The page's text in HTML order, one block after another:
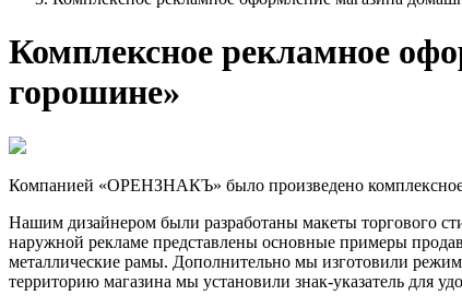
Комплексное рекламное
горошине»
Компанией «ОРЕНЗНАКЪ» было произведено комплексное
Нашим дизайнером были разработаны макеты торгового
наружной рекламе представлены основные примеры
металлические рамы. Дополнительно мы изготовили
территорию магазина мы установили знак-указатель для